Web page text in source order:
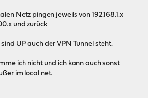
Netz pingen jeweils von 192.168.1.x
und zurück
UP auch der VPN Tunnel steht.
ich nicht und ich kann auch sonst
im local net.